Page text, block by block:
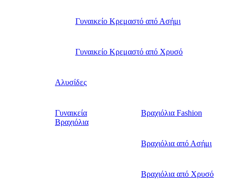
Γυναικείο Κρεμαστό από Ασήμι
Γυναικείο Κρεμαστό από Χρυσό
Αλυσίδες
Γυναικεία
Βραχιόλια
Βραχιόλια Fashion
Βραχιόλια από Ασήμι
Βραχιόλια από Χρυσό